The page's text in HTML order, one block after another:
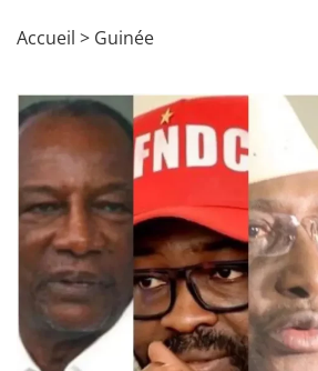
Accueil > Guinée